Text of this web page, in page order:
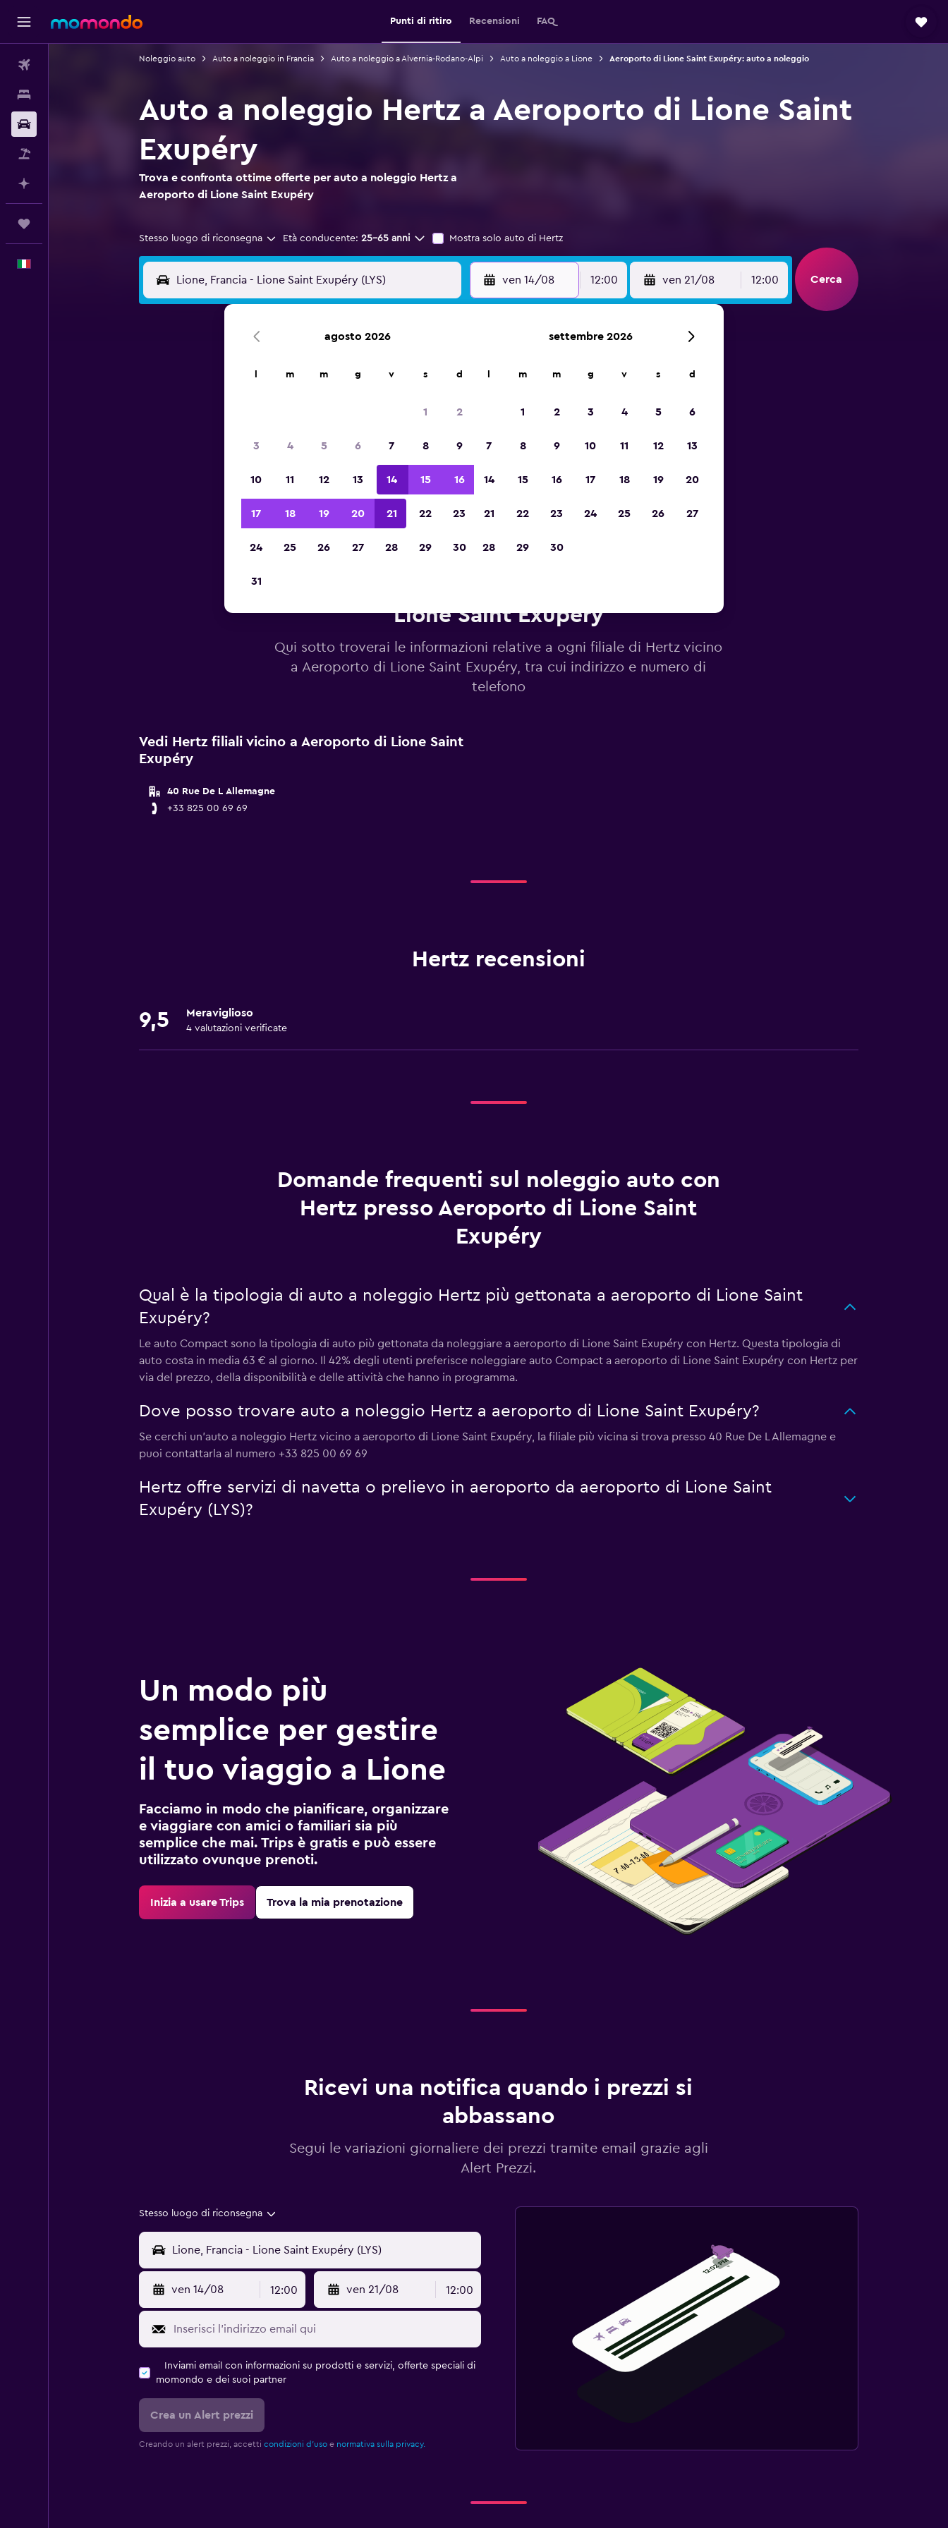
Punti di ritiro Recensioni FAQ
Noleggio auto Auto a noleggio in Francia Auto a noleggio a Alvernia-Rodano-Alpi Auto a noleggio a Lione Aeroporto di Lione Saint Exupéry: auto a noleggio
Auto a noleggio Hertz a Aeroporto di Lione Saint
Exupéry
Trova e confronta ottime offerte per auto a noleggio Hertz a
Aeroporto di Lione Saint Exupéry
Stesso luogo di riconsegna Età conducente: 25-65 anni Mostra solo auto di Hertz
ven 14/08 12:00 ven 21/08 12:00 Cerca
d'Europa 2023
Lione Saint Exupéry
Qui sotto troverai le informazioni relative a ogni filiale di Hertz vicino
a Aeroporto di Lione Saint Exupéry, tra cui indirizzo e numero di
telefono
Vedi Hertz filiali vicino a Aeroporto di Lione Saint
Exupéry
40 Rue De L Allemagne
+33 825 00 69 69
Hertz recensioni
9,5 Meraviglioso
4 valutazioni verificate
Domande frequenti sul noleggio auto con
Hertz presso Aeroporto di Lione Saint
Exupéry
Qual è la tipologia di auto a noleggio Hertz più gettonata a aeroporto di Lione Saint
Exupéry?
Le auto Compact sono la tipologia di auto più gettonata da noleggiare a aeroporto di Lione Saint Exupéry con Hertz. Questa tipologia di
auto costa in media 63 € al giorno. Il 42% degli utenti preferisce noleggiare auto Compact a aeroporto di Lione Saint Exupéry con Hertz per
via del prezzo, della disponibilità e delle attività che hanno in programma.
Dove posso trovare auto a noleggio Hertz a aeroporto di Lione Saint Exupéry?
Se cerchi un'auto a noleggio Hertz vicino a aeroporto di Lione Saint Exupéry, la filiale più vicina si trova presso 40 Rue De L Allemagne e
puoi contattarla al numero +33 825 00 69 69
Hertz offre servizi di navetta o prelievo in aeroporto da aeroporto di Lione Saint
Exupéry (LYS)?
Un modo più
semplice per gestire
il tuo viaggio a Lione
Facciamo in modo che pianificare, organizzare
e viaggiare con amici o familiari sia più
semplice che mai. Trips è gratis e può essere
utilizzato ovunque prenoti.
Inizia a usare Trips Trova la mia prenotazione
Ricevi una notifica quando i prezzi si
abbassano
Segui le variazioni giornaliere dei prezzi tramite email grazie agli
Alert Prezzi.
Stesso luogo di riconsegna
ven 14/08 12:00 ven 21/08 12:00
Inviami email con informazioni su prodotti e servizi, offerte speciali di
momondo e dei suoi partner
Crea un Alert prezzi
Creando un alert prezzi, accetti condizioni d'usoe normativa sulla privacy.
agosto 2026
m m g v s d
1 2
3 4 5 6 7 8 9
10 11 12 13 14 15 16
17 18 19 20 21 22 23
24 25 26 27 28 29 30
31
settembre 2026
m m g v s d
1 2 3 4 5 6
7 8 9 10 11 12 13
14 15 16 17 18 19 20
21 22 23 24 25 26 27
28 29 30